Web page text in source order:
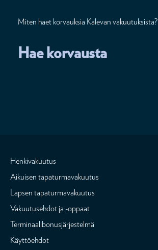
Miten haet korvauksia Kalevan vakuutuksista?
Hae korvausta
Henkivakuutus
Aikuisen tapaturmavakuutus
Lapsen tapaturmavakuutus
Vakuutusehdot ja -oppaat
Terminaalibonusjärjestelmä
Käyttöehdot